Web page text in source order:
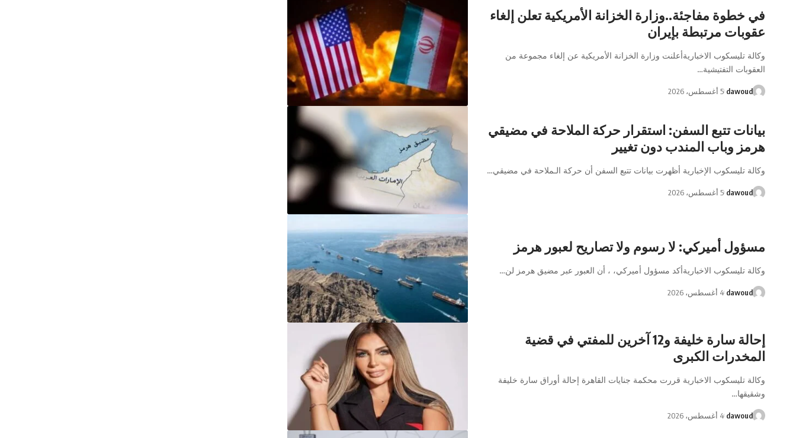
في خطوة مفاجئة..وزارة الخزانة الأمريكية تعلن إلغاء
عقوبات مرتبطة بإيران
وكالة تليسكوب الاخباريةأعلنت وزارة الخزانة الأمريكية عن إلغاء مجموعة من
العقوبات التفتيشية…
dawoud 5 أغسطس، 2026
بيانات تتبع السفن: استقرار حركة الملاحة في مضيقي
هرمز وباب المندب دون تغيير
وكالة تليسكوب الإخبارية أظهرت بيانات تتبع السفن أن حركة الـملاحة في مضيقي…
dawoud 5 أغسطس، 2026
مسؤول أميركي: لا رسوم ولا تصاريح لعبور هرمز
وكالة تليسكوب الاخباريةأكد مسؤول أميركي، ، أن العبور عبر مضيق هرمز لن…
dawoud 4 أغسطس، 2026
إحالة سارة خليفة و12 آخرين للمفتي في قضية
المخدرات الكبرى
وكالة تليسكوب الاخبارية قررت محكمة جنايات القاهرة إحالة أوراق سارة خليفة
وشقيقها…
dawoud 4 أغسطس، 2026